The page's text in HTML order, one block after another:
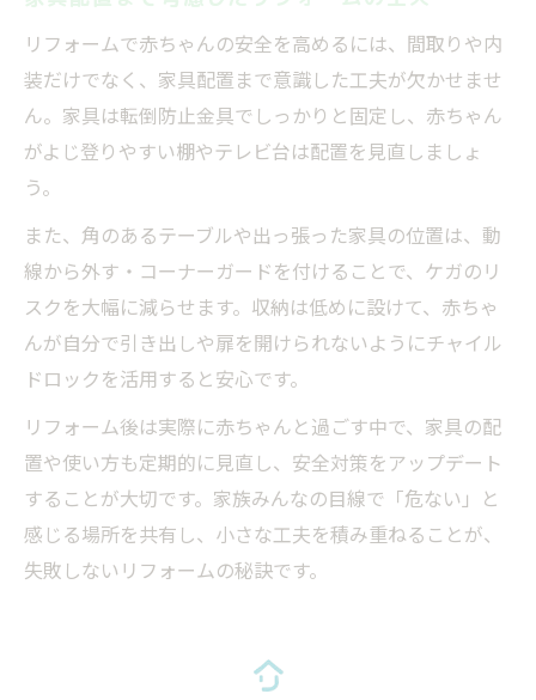
リフォームで赤ちゃんの安全を高めるには、間取りや内
装だけでなく、家具配置まで意識した工夫が欠かせませ
ん。家具は転倒防止金具でしっかりと固定し、赤ちゃん
がよじ登りやすい棚やテレビ台は配置を見直しましょ
う。
また、角のあるテーブルや出っ張った家具の位置は、動
線から外す・コーナーガードを付けることで、ケガのリ
スクを大幅に減らせます。収納は低めに設けて、赤ちゃ
んが自分で引き出しや扉を開けられないようにチャイル
ドロックを活用すると安心です。
リフォーム後は実際に赤ちゃんと過ごす中で、家具の配
置や使い方も定期的に見直し、安全対策をアップデート
することが大切です。家族みんなの目線で「危ない」と
感じる場所を共有し、小さな工夫を積み重ねることが、
失敗しないリフォームの秘訣です。